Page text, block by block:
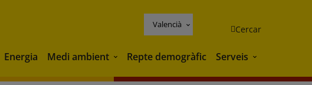
Valencià Cercar
Energia Medi ambient Medi ambient
Repte demogràfic Serveis Serveis